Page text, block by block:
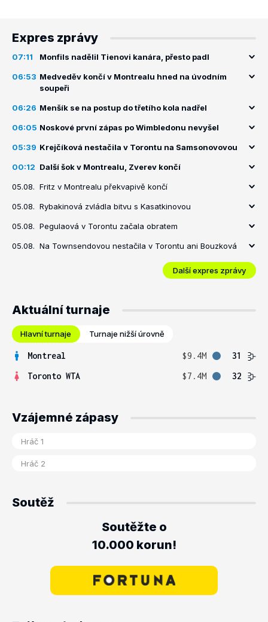
Expres zprávy
07:11 Monfils nadělil Tienovi kanára, přesto padl
06:53 Medveděv končí v Montrealu hned na úvodním
soupeři
06:26 Menšík se na postup do třetího kola nadřel
06:05 Noskové první zápas po Wimbledonu nevyšel
05:39 Krejčíková nestačila v Torontu na Samsonovovou
00:12 Další šok v Montrealu, Zverev končí
05.08. Fritz v Montrealu překvapivě končí
05.08. Rybakinová zvládla bitvu s Kasatkinovou
05.08. Pegulaová v Torontu začala obratem
05.08. Na Townsendovou nestačila v Torontu ani Bouzková
Další expres zprávy
Aktuální turnaje
Hlavní turnaje Turnaje nižší úrovně
Montreal $9.4M
31
Toronto WTA
$7.4M 32
Vzájemné zápasy
Soutěž
Soutěžte o
10.000 korun!